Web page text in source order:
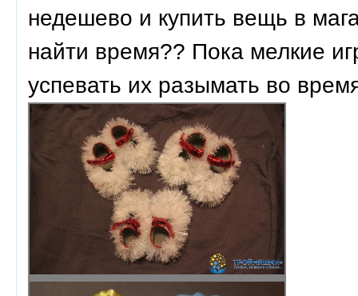
недешево и купить вещь в
найти время?? Пока мелкие
успевать их разымать во